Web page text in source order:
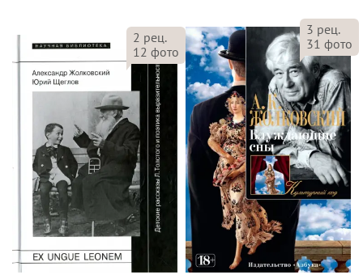
2 рец.
12 фото
3 рец.
31 фото